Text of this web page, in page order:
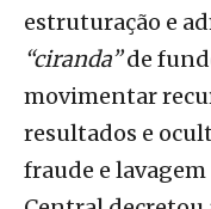
estruturação e
“ciranda”de
movimentar
resultados e
fraude e